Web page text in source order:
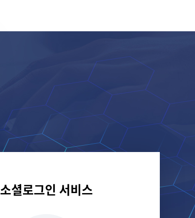
소셜로그인 서비스